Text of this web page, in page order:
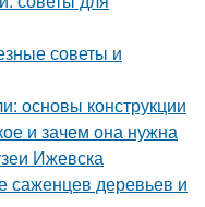
советы и
основы конструкции
и зачем она нужна
Ижевска
саженцев деревьев и